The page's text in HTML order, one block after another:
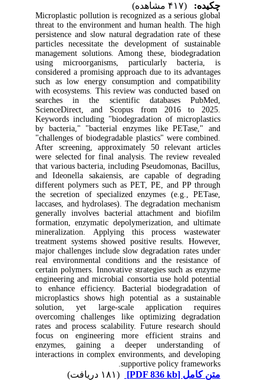
چکیده:
Microplastic pollution is recognized as a serious global
threat to the environment and human health. The high
persistence and slow natural degradation rate of these
particles necessitate the development of sustainable
management solutions. Among these, biodegradation
using microorganisms, particularly bacteria, is
considered a promising approach due to its advantages
such as low energy consumption and compatibility
with ecosystems. This review was conducted based on
searches in the scientific databases PubMed,
ScienceDirect, and Scopus from 2016 to 2025.
Keywords including "biodegradation of microplastics
by bacteria," "bacterial enzymes like PETase," and
"challenges of biodegradable plastics" were combined.
After screening, approximately 50 relevant articles
were selected for final analysis. The review revealed
that various bacteria, including Pseudomonas, Bacillus,
and Ideonella sakaiensis, are capable of degrading
different polymers such as PET, PE, and PP through
the secretion of specialized enzymes (e.g., PETase,
laccases, and hydrolases). The degradation mechanism
generally involves bacterial attachment and biofilm
formation, enzymatic depolymerization, and ultimate
mineralization. Applying this process wastewater
treatment systems showed positive results. However,
major challenges include slow degradation rates under
real environmental conditions and the resistance of
certain polymers. Innovative strategies such as enzyme
engineering and microbial consortia use hold potential
to enhance efficiency. Bacterial biodegradation of
microplastics shows high potential as a sustainable
solution, yet large-scale application requires
overcoming challenges like optimizing degradation
rates and process scalability. Future research should
focus on engineering more efficient strains and
enzymes, gaining a deeper understanding of
interactions in complex environments, and developing
supportive policy frameworks.
متن کامل[PDF 836 kb]